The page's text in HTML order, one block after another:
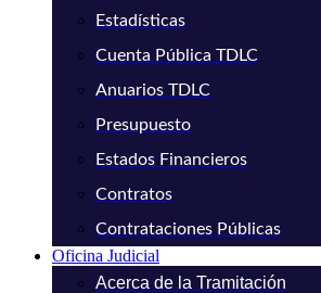
Estadísticas
Cuenta Pública TDLC
Anuarios TDLC
Presupuesto
Estados Financieros
Contratos
Contrataciones Públicas
Oficina Judicial
Acerca de la Tramitación